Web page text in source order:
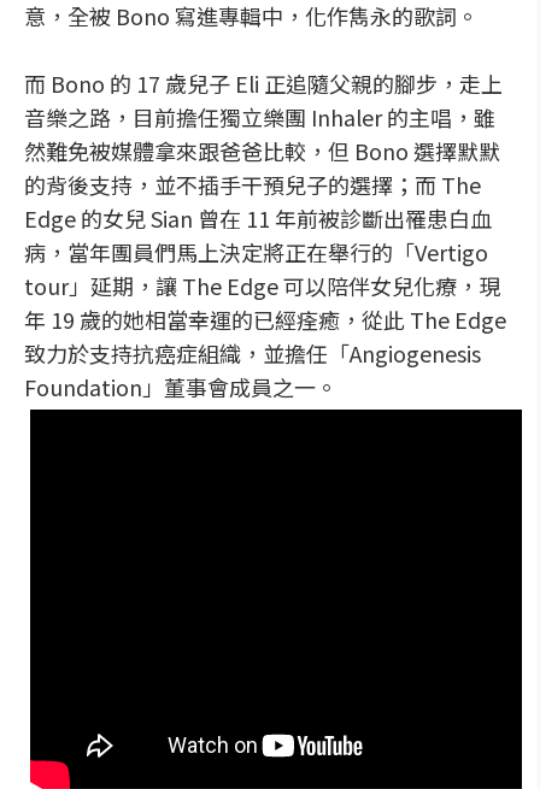
意，全被 Bono 寫進專輯中，化作雋永的歌詞。
而 Bono 的 17 歲兒子 Eli 正追隨父親的腳步，走上
音樂之路，目前擔任獨立樂團 Inhaler 的主唱，雖
然難免被媒體拿來跟爸爸比較，但 Bono 選擇默默
的背後支持，並不插手干預兒子的選擇；而 The
Edge 的女兒 Sian 曾在 11 年前被診斷出罹患白血
病，當年團員們馬上決定將正在舉行的「Vertigo
tour」延期，讓 The Edge 可以陪伴女兒化療，現
年 19 歲的她相當幸運的已經痊癒，從此 The Edge
致力於支持抗癌症組織，並擔任「Angiogenesis
Foundation」董事會成員之一。